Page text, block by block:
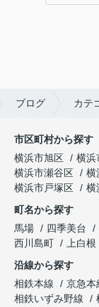
ブログ カテ
市区町村から探す
横浜市旭区
横浜
横浜市瀬谷区
横
横浜市戸塚区
横
町名から探す
馬場
四季美台
西川島町
上白根
沿線から探す
相鉄本線
京急本
相鉄いずみ野線